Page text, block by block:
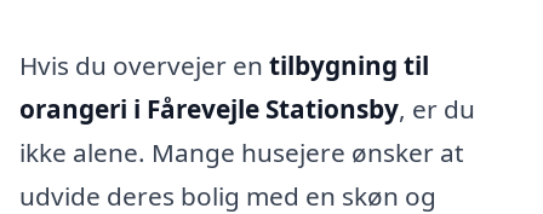
Hvis du overvejer en tilbygning til
orangeri i Fårevejle Stationsby, er du
ikke alene. Mange husejere ønsker at
udvide deres bolig med en skøn og